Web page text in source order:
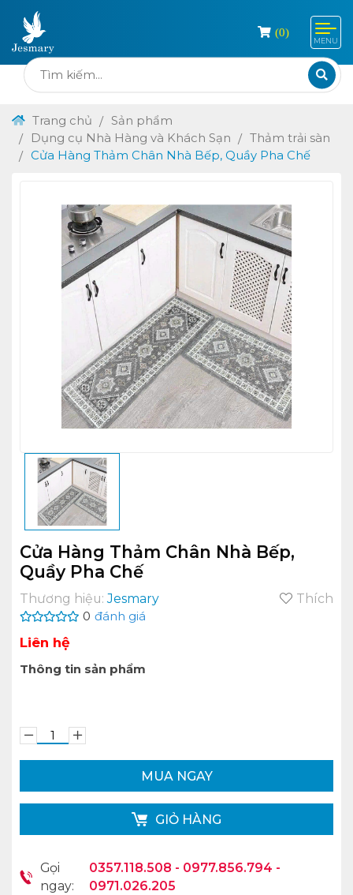
(0)
MENU
Trang chủ
Sản phẩm
Dụng cụ Nhà Hàng và Khách Sạn
Thảm trải sàn
Cửa Hàng Thảm Chân Nhà Bếp, Quầy Pha Chế
Cửa Hàng Thảm Chân Nhà Bếp,
Quầy Pha Chế
Thương hiệu:Jesmary Thích
0 đánh giá
Liên hệ
Thông tin sản phẩm
MUA NGAY
GIỎ HÀNG
Gọi
ngay:
0357.118.508 - 0977.856.794 -
0971.026.205